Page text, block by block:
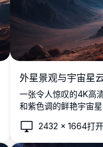
外星景观与宇宙星
一张令人惊叹的4K高
和紫色调的鲜艳宇宙
调。非常适合科幻爱
的桌面或手机壁纸，
2432 × 1664打开